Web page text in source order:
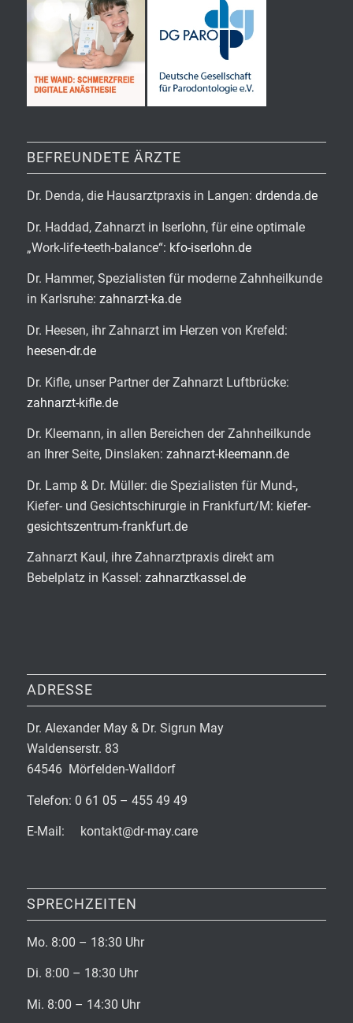
BEFREUNDETE ÄRZTE
Dr. Denda, die Hausarztpraxis in Langen: drdenda.de
Dr. Haddad, Zahnarzt in Iserlohn, für eine optimale
„Work-life-teeth-balance“: kfo-iserlohn.de
Dr. Hammer, Spezialisten für moderne Zahnheilkunde
in Karlsruhe: zahnarzt-ka.de
Dr. Heesen, ihr Zahnarzt im Herzen von Krefeld:
heesen-dr.de
Dr. Kifle, unser Partner der Zahnarzt Luftbrücke:
zahnarzt-kifle.de
Dr. Kleemann, in allen Bereichen der Zahnheilkunde
an Ihrer Seite, Dinslaken: zahnarzt-kleemann.de
Dr. Lamp & Dr. Müller: die Spezialisten für Mund-,
Kiefer- und Gesichtschirurgie in Frankfurt/M: kiefer-
gesichtszentrum-frankfurt.de
Zahnarzt Kaul, ihre Zahnarztpraxis direkt am
Bebelplatz in Kassel: zahnarztkassel.de
ADRESSE
Dr. Alexander May & Dr. Sigrun May
Waldenserstr. 83
64546 Mörfelden-Walldorf
Telefon: 0 61 05 – 455 49 49
E-Mail: kontakt@dr-may.care
SPRECHZEITEN
Mo. 8:00 – 18:30 Uhr
Di. 8:00 – 18:30 Uhr
Mi. 8:00 – 14:30 Uhr